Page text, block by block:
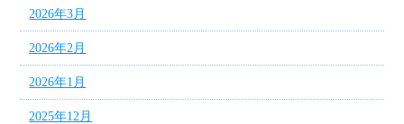
2026年3月
2026年2月
2026年1月
2025年12月